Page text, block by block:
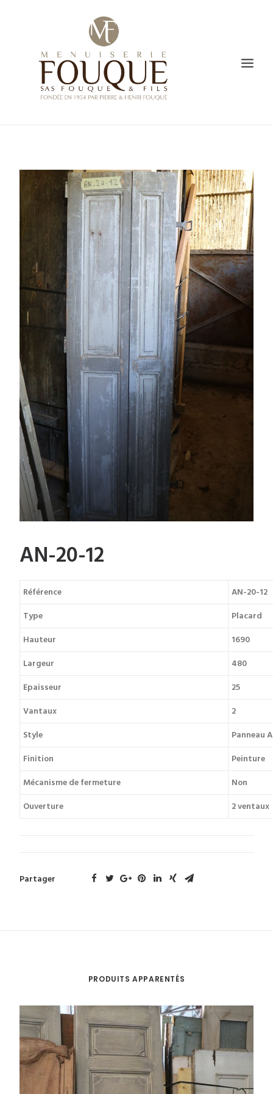
SAVOIR-FAIRE
CREATION
L’ATELIER DE FABRICATION
GALERIE
VIDÉO
PORTES ANCIENNES
AN-20-12
Référence
AN-20-12
Type
Placard
Hauteur
1690
Largeur
480
Epaisseur
25
Vantaux
2
Style
Panneau A
Finition
Peinture
Mécanisme de fermeture
Non
Ouverture
2 ventaux
Partager
PRODUITS APPARENTÉS